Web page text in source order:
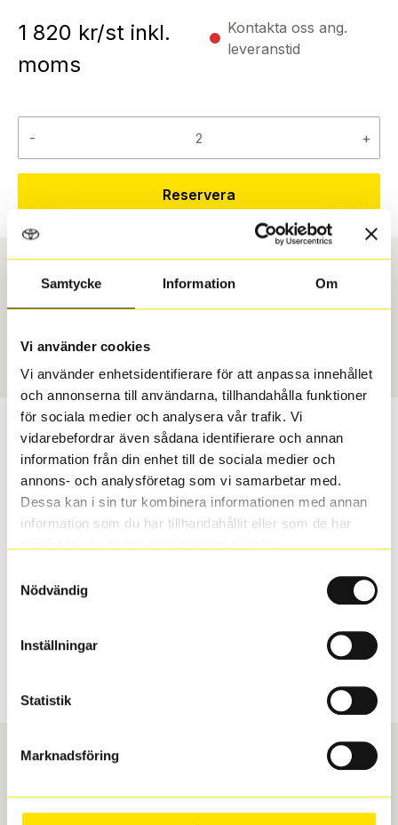
Samtycke Information Om
Vi använder cookies
Vi använder enhetsidentifierare för att anpassa innehållet
och annonserna till användarna, tillhandahålla funktioner
för sociala medier och analysera vår trafik. Vi
vidarebefordrar även sådana identifierare och annan
information från din enhet till de sociala medier och
annons- och analysföretag som vi samarbetar med.
Dessa kan i sin tur kombinera informationen med annan
information som du har tillhandahållit eller som de har
Nödvändig
Inställningar
Statistik
Marknadsföring
1 820 kr/st inkl.
moms
Kontakta oss ang.
leveranstid
- +
Reservera
Däcktyp
Sommar
Däckstorlek
195/55 R 16 91H
3366
Passar detta däck min bil?
Ange registreringsnummer för att se om det däck du
valt passar din bilmodell. Om du köper däck som skall
sättas på dina befintliga fälgar, se till att kolla en extra
inte vara samma dimension som bilen hade ut från
Boka och hämta hos Däckspecialen